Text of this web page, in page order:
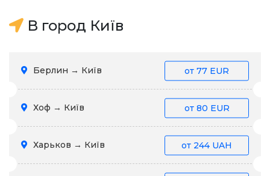
В город Київ
Берлин → Київ от 77 EUR
Хоф → Київ от 80 EUR
Харьков → Київ от 244 UAH